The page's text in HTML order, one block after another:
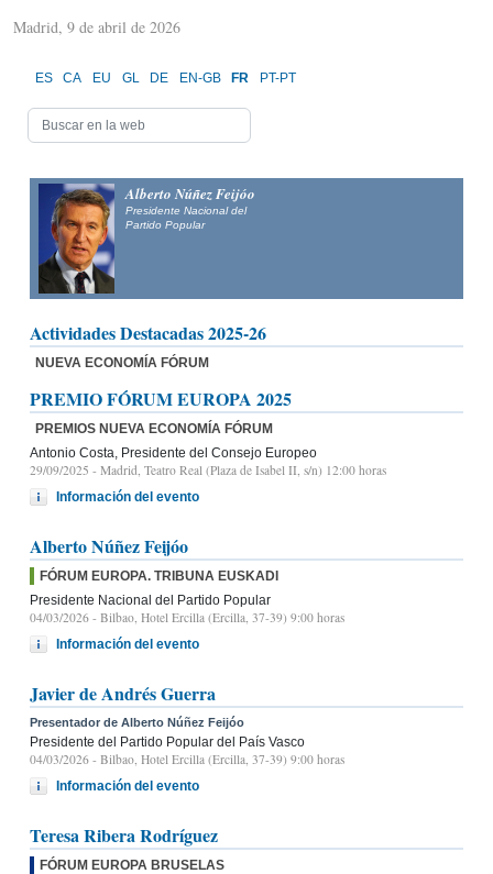
Madrid, 9 de abril de 2026
ES CA EU GL DE EN-GB FR PT-PT
Alberto Núñez Feijóo
Presidente Nacional del
Partido Popular
Actividades Destacadas 2025-26
NUEVA ECONOMÍA FÓRUM
PREMIO FÓRUM EUROPA 2025
PREMIOS NUEVA ECONOMÍA FÓRUM
Antonio Costa, Presidente del Consejo Europeo
29/09/2025 - Madrid, Teatro Real (Plaza de Isabel II, s/n) 12:00 horas
Información del evento
Alberto Núñez Feijóo
FÓRUM EUROPA. TRIBUNA EUSKADI
Presidente Nacional del Partido Popular
04/03/2026 - Bilbao, Hotel Ercilla (Ercilla, 37-39) 9:00 horas
Información del evento
Javier de Andrés Guerra
Presentador de Alberto Núñez Feijóo
Presidente del Partido Popular del País Vasco
04/03/2026 - Bilbao, Hotel Ercilla (Ercilla, 37-39) 9:00 horas
Información del evento
Teresa Ribera Rodríguez
FÓRUM EUROPA BRUSELAS